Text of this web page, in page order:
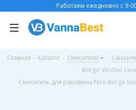
Работаем ежедневно с 9-
Главная - Каталог - Смесители -
- Borgo Vecchio Leva
Смеситель для раковины Nice Borgo